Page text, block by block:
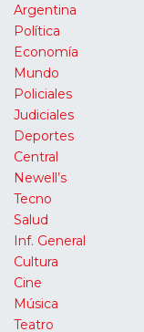
Argentina
Política
Economía
Mundo
Policiales
Judiciales
Deportes
Central
Newell’s
Tecno
Salud
Inf. General
Cultura
Cine
Música
Teatro